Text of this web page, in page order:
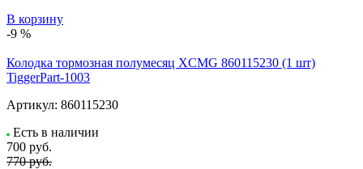
В корзину
-9 %
Колодка тормозная полумесяц XCMG 860115230 (1 шт)
TiggerPart-1003
Артикул: 860115230
Есть в наличии
700 руб.
770 руб.